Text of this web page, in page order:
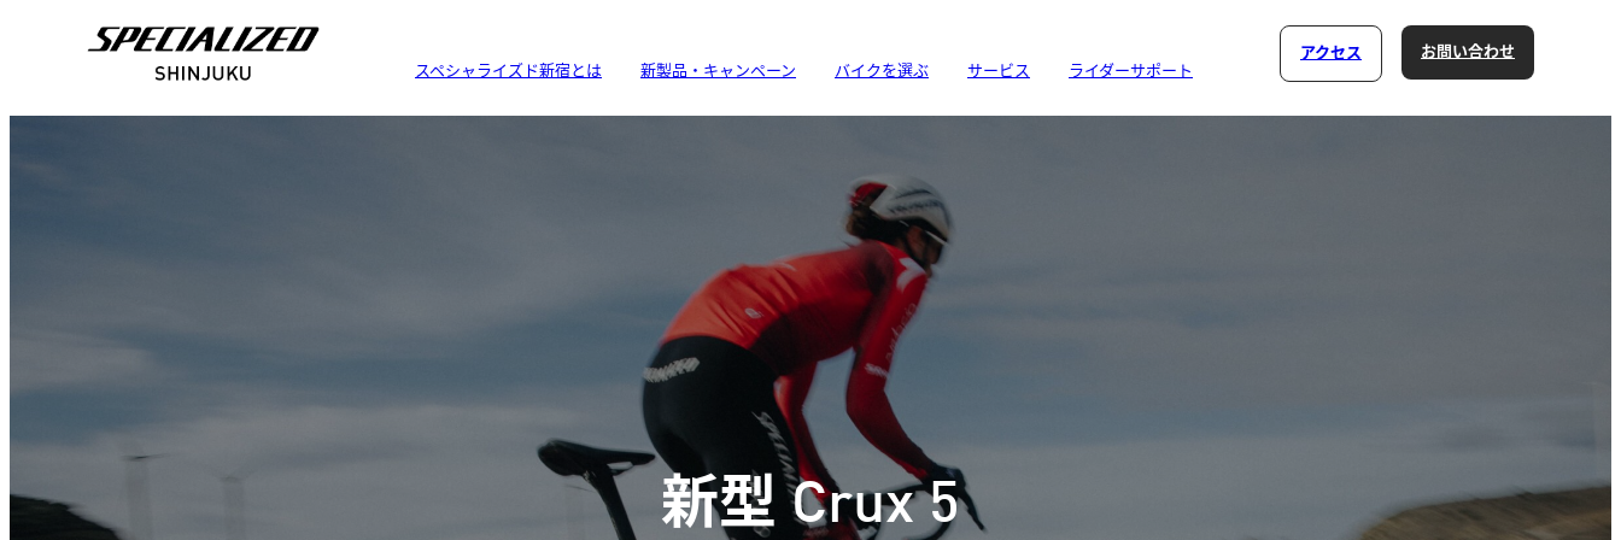
スペシャライズド新宿とは 新製品・キャンペーン バイクを選ぶ サービス ライダーサポート
アクセス お問い合わせ
Roval アップグレードプログラム